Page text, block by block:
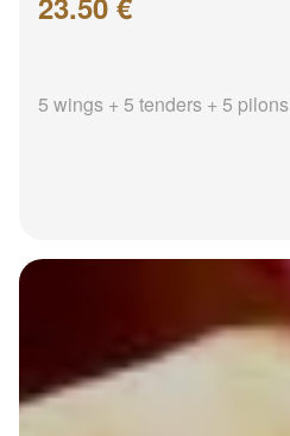
5 wings + 5 tenders + 5 pilons